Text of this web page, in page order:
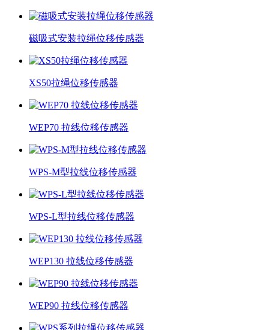
磁吸式安装拉绳位移传感器
XS50拉绳位移传感器
WEP70 拉线位移传感器
WPS-M型拉线位移传感器
WPS-L型拉线位移传感器
WEP130 拉线位移传感器
WEP90 拉线位移传感器